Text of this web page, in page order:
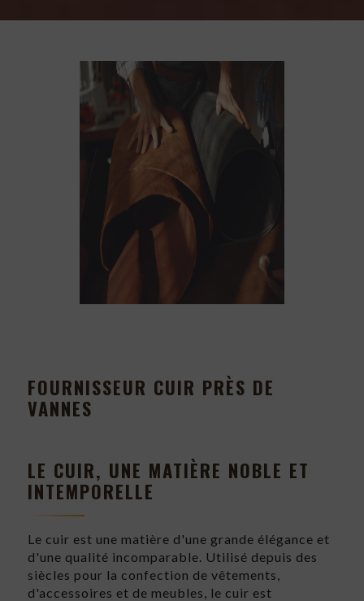
FOURNISSEUR CUIR PRÈS DE
VANNES
LE CUIR, UNE MATIÈRE NOBLE ET
INTEMPORELLE
Le cuir est une matière d'une grande élégance et
d'une qualité incomparable. Utilisé depuis des
siècles pour la confection de vêtements,
d'accessoires et de meubles, le cuir est